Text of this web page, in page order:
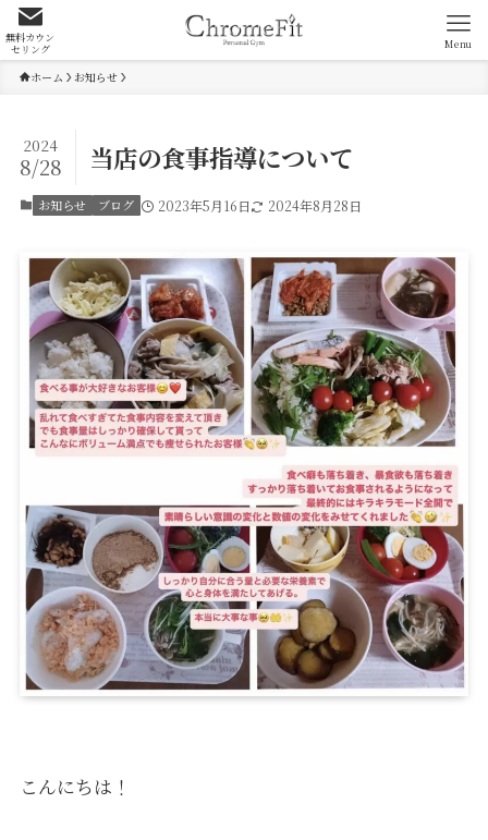
無料カウン
セリング Menu
ホーム お知らせ
当店の食事指導について
2024
8/28
お知らせ ブログ 2023年5月16日 2024年8月28日
こんにちは！